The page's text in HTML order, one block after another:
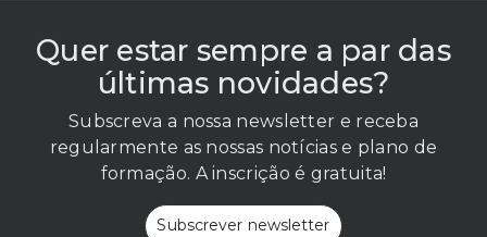
Quer estar sempre a par das
últimas novidades?
Subscreva a nossa newsletter e receba
regularmente as nossas notícias e plano de
formação. A inscrição é gratuita!
Subscrever newsletter